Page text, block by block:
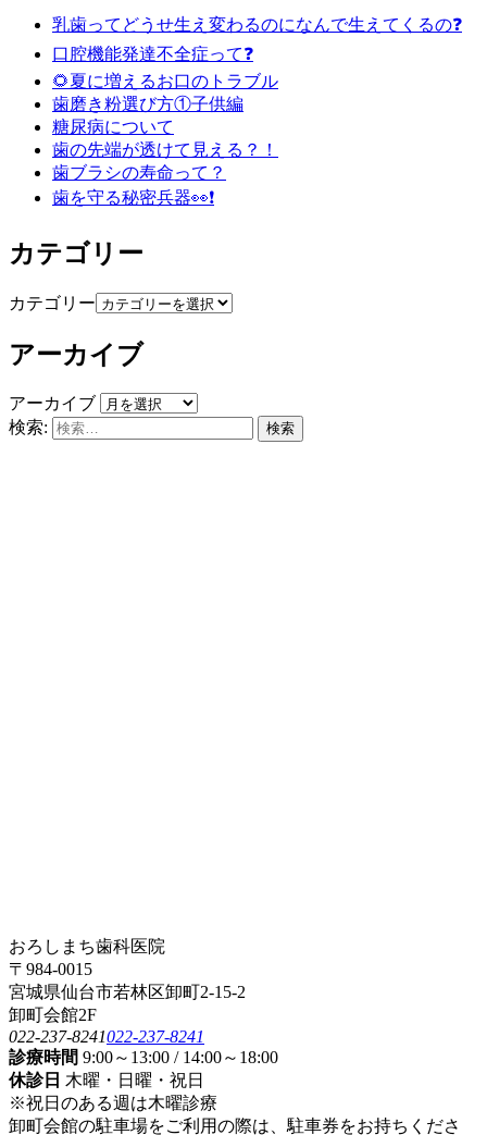
乳歯ってどうせ生え変わるのになんで生えてくるの❓
口腔機能発達不全症って❓
🌻夏に増えるお口のトラブル
歯磨き粉選び方①子供編
糖尿病について
歯の先端が透けて見える？！
歯ブラシの寿命って？
歯を守る秘密兵器👀❗️
カテゴリー
カテゴリー
アーカイブ
アーカイブ
検索:
おろしまち歯科医院
〒984-0015
宮城県仙台市若林区卸町2-15-2
卸町会館2F
022-237-8241022-237-8241
診療時間 9:00～13:00 / 14:00～18:00
休診日 木曜・日曜・祝日
※祝日のある週は木曜診療
卸町会館の駐車場をご利用の際は、駐車券をお持ちくださ